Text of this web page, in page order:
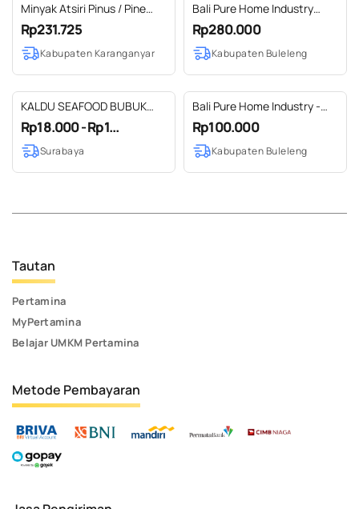
Minyak Atsiri Pinus / Pine
Essential Oil 100 % Pure (1 L
SS EXP)
Rp231.725
Kabupaten Karanganyar
Bali Pure Home Industry
Parcel Kesehatan
Rp280.000
Kabupaten Buleleng
KALDU SEAFOOD BUBUK
TANPA MSG
Rp18.000 - Rp1...
Surabaya
Bali Pure Home Industry -
Jahe Merah Bubuk Murni
Ginger Powder Alami Natural
100 gr
Rp100.000
Kabupaten Buleleng
Tautan
Pertamina
MyPertamina
Belajar UMKM Pertamina
Metode Pembayaran